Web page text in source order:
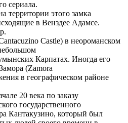
сериала.
территории этого замка
в Венздее Адамсе.
Castle) в неороманском
Карпатах. Иногда его
(Zamora
в географическом районе
20 века по заказу
государственного
Кантакузино, который был